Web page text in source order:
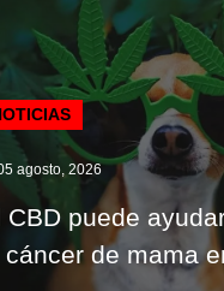
agosto, 2026
CBD puede
cáncer de mama